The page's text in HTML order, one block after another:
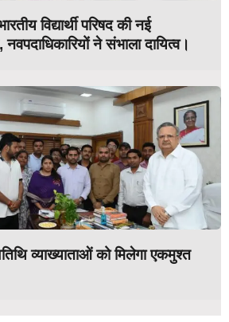
विद्यार्थी परिषद की नई
ने संभाला दायित्व।
व्याख्याताओं को मिलेगा एकमुश्त